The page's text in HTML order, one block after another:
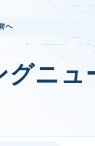
へ
グニュ